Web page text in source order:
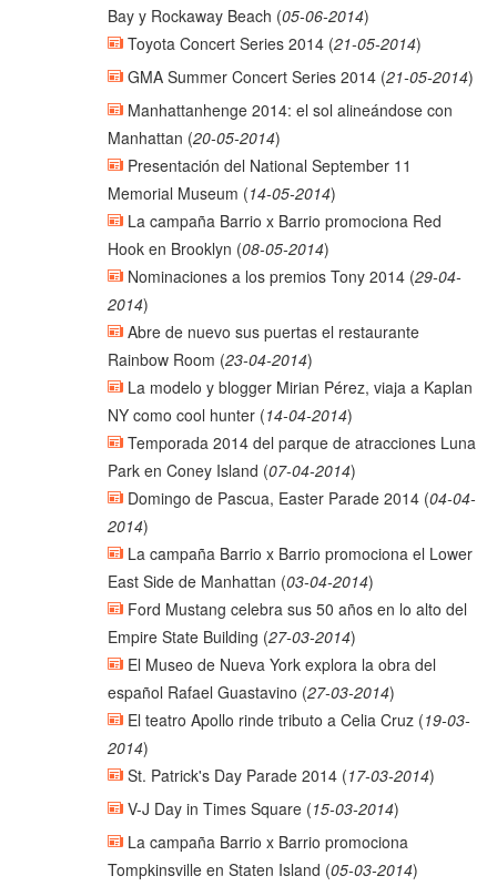
Bay y Rockaway Beach (05-06-2014)
Toyota Concert Series 2014(21-05-2014)
GMA Summer Concert Series 2014(21-05-2014)
Manhattanhenge 2014: el sol alineándose con
Manhattan (20-05-2014)
Presentación del National September 11
Memorial Museum (14-05-2014)
La campaña Barrio x Barrio promociona Red
Hook en Brooklyn (08-05-2014)
Nominaciones a los premios Tony 2014(29-04-
2014)
Abre de nuevo sus puertas el restaurante
Rainbow Room (23-04-2014)
La modelo y blogger Mirian Pérez, viaja a Kaplan
NY como cool hunter(14-04-2014)
Temporada 2014 del parque de atracciones Luna
Park en Coney Island (07-04-2014)
Domingo de Pascua, Easter Parade 2014(04-04-
2014)
La campaña Barrio x Barrio promociona el Lower
East Side de Manhattan (03-04-2014)
Ford Mustang celebra sus 50 años en lo alto del
Empire State Building (27-03-2014)
El Museo de Nueva York explora la obra del
español Rafael Guastavino (27-03-2014)
El teatro Apollo rinde tributo a Celia Cruz(19-03-
2014)
St. Patrick's Day Parade 2014(17-03-2014)
V-J Day in Times Square(15-03-2014)
La campaña Barrio x Barrio promociona
Tompkinsville en Staten Island (05-03-2014)